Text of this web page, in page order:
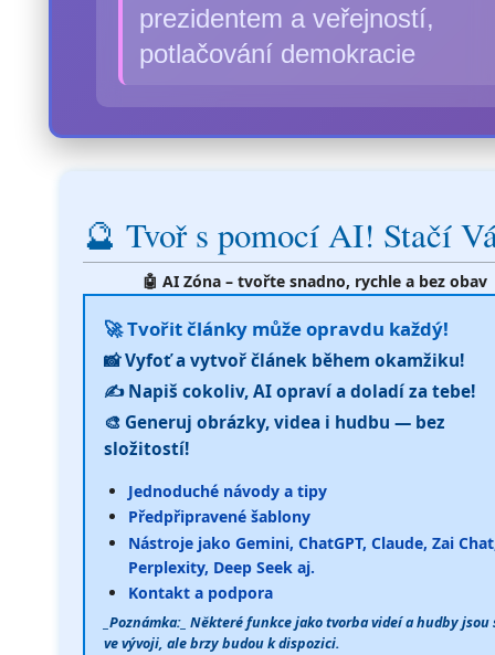
prezidentem a veřejností,
potlačování demokracie
🔮 Tvoř s pomocí AI! Stačí
🤖 AI Zóna – tvořte snadno, rychle a bez obav
🚀 Tvořit články může opravdu každý!
📸 Vyfoť a vytvoř článek během okamžiku!
✍️ Napiš cokoliv, AI opraví a doladí za tebe!
🎨 Generuj obrázky, videa i hudbu — bez
složitostí!
Jednoduché návody a tipy
Předpřipravené šablony
Nástroje jako Gemini, ChatGPT, Claude, Zai
Perplexity, Deep Seek aj.
Kontakt a podpora
_Poznámka:_ Některé funkce jako tvorba videí a hudby jsou
ve vývoji, ale brzy budou k dispozici.